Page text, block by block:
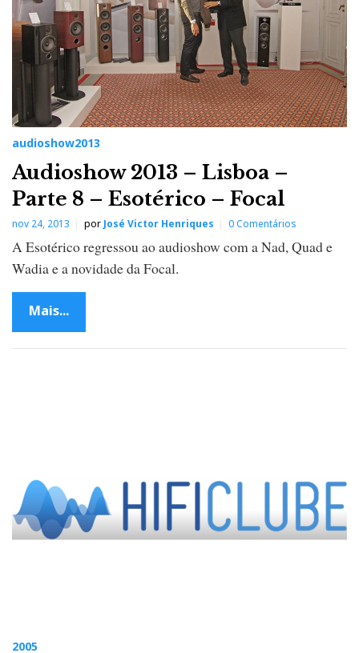
audioshow2013
Audioshow 2013 – Lisboa –
Parte 8 – Esotérico – Focal
nov 24, 2013 por José Victor Henriques 0 Comentários
A Esotérico regressou ao audioshow com a Nad, Quad e
Wadia e a novidade da Focal.
Mais...
2005